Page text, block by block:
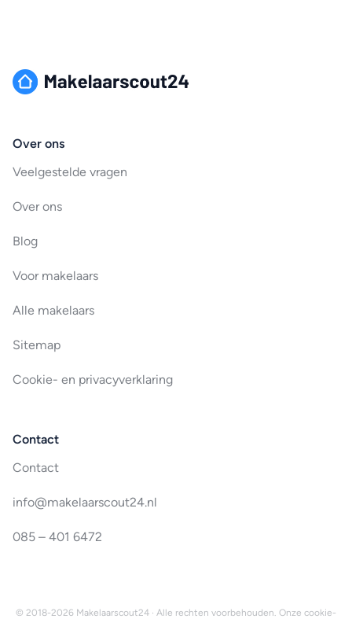
Over ons
Veelgestelde vragen
Over ons
Blog
Voor makelaars
Alle makelaars
Sitemap
Cookie- en privacyverklaring
Contact
Contact
info@makelaarscout24.nl
085 – 401 6472
© 2018-2026 Makelaarscout24 · Alle rechten voorbehouden. Onze cookie-